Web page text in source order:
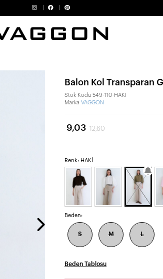
Balon Kol Transparan
Stok Kodu 549-110-HAKİ
Marka VAGGON
9,03 12,60
Renk: HAKİ
Beden:
S M L
Beden Tablosu